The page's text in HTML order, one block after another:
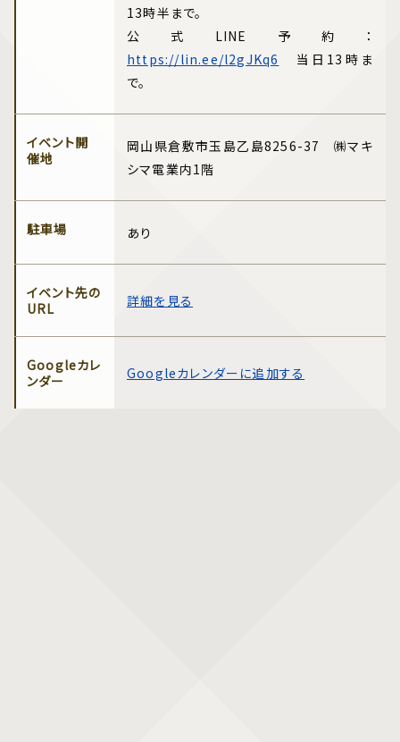
13時半まで。
公式LINE予約：
https://lin.ee/l2gJKq6
当日13時ま
で。
イベント開
催地
岡山県倉敷市玉島乙島8256-37 ㈱マキ
シマ電業内1階
駐車場 あり
イベント先の
URL
詳細を見る
Googleカレ
ンダー
Googleカレンダーに追加する